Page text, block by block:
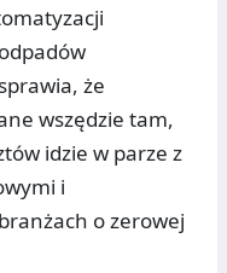
że
wszędzie tam,
idzie w parze z
i
o zerowej